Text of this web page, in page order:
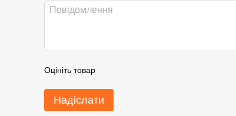
Оцініть товар
Надіслати